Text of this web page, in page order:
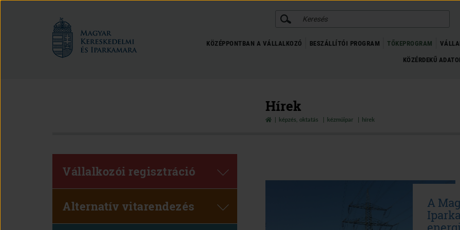
Magyar
Kereskedelmi
és
Iparkamara
KERESÉS
KÖZÉPPONTBAN A VÁLLALKOZÓ BESZÁLLÍTÓI PROGRAM TŐKEPROGRAM
KÖZÉRDEKŰ
Hírek
képzés, oktatás kézműipar hírek
Vállalkozói regisztráció
Alternatív vitarendezés
A